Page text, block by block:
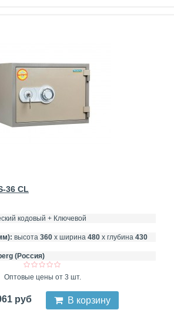
36 CL
кодовый + Ключевой
высота 360 х ширина 480 х глубина 430
(Россия)
Оптовые цены от 3 шт.
руб В корзину